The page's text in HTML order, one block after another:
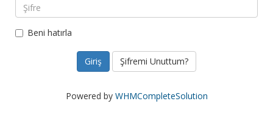
Beni hatırla
Şifremi Unuttum?
Powered by WHMCompleteSolution